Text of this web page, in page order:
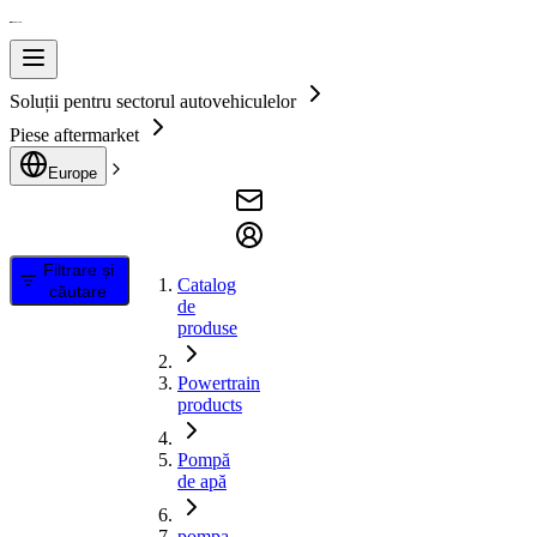
Soluții pentru sectorul autovehiculelor
Piese aftermarket
Europe
Filtrare și
căutare
Catalog
de
produse
Powertrain
products
Pompă
de apă